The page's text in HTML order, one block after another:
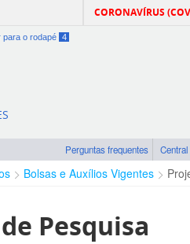
CORONAVÍRUS
para o rodapé 4
Perguntas frequentes
Bolsas e Auxílios Vigentes
Pesquisa